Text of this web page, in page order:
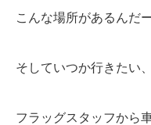
こんな場所があるんだー
そしていつか行きたい
フラッグスタッフから